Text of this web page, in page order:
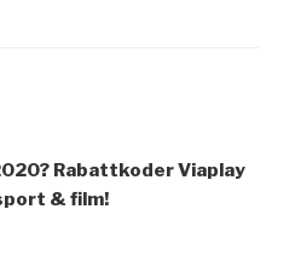
Rabattkoder Viaplay
& film!